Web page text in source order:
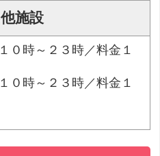
施設
０時～２３時／料金１
０時～２３時／料金１